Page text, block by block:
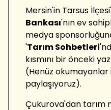
Mersin'in Tarsus
Bankası'nın ev
medya
'Tarım Sohbetleri
kısmını bir önceki
(Henüz okumayanlar
paylaşıyoruz).
Çukurova'dan tarım